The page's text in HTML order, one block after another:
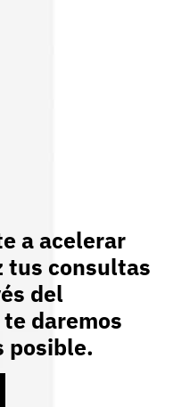
a acelerar
tus consultas
del
daremos
posible.